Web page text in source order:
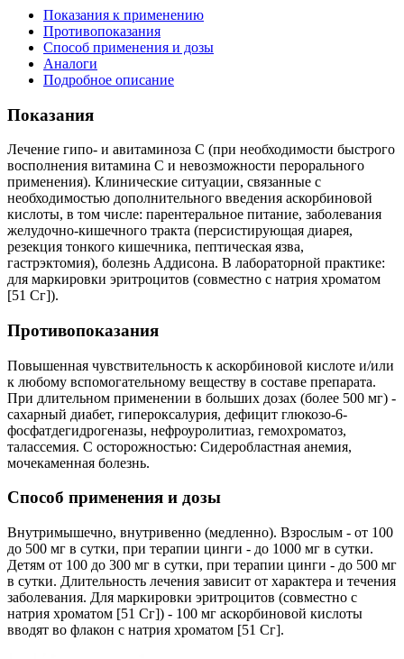
Показания к применению
Противопоказания
Способ применения и дозы
Аналоги
Подробное описание
Показания
Лечение гипо- и авитаминоза С (при необходимости быстрого
восполнения витамина С и невозможности перорального
применения). Клинические ситуации, связанные с
необходимостью дополнительного введения аскорбиновой
кислоты, в том числе: парентеральное питание, заболевания
желудочно-кишечного тракта (персистирующая диарея,
резекция тонкого кишечника, пептическая язва,
гастрэктомия), болезнь Аддисона. В лабораторной практике:
для маркировки эритроцитов (совместно с натрия хроматом
[51 Сг]).
Противопоказания
Повышенная чувствительность к аскорбиновой кислоте и/или
к любому вспомогательному веществу в составе препарата.
При длительном применении в больших дозах (более 500 мг) -
сахарный диабет, гипероксалурия, дефицит глюкозо-6-
фосфатдегидрогеназы, нефроуролитиаз, гемохроматоз,
талассемия. С осторожностью: Сидеробластная анемия,
мочекаменная болезнь.
Способ применения и дозы
Внутримышечно, внутривенно (медленно). Взрослым - от 100
до 500 мг в сутки, при терапии цинги - до 1000 мг в сутки.
Детям от 100 до 300 мг в сутки, при терапии цинги - до 500 мг
в сутки. Длительность лечения зависит от характера и течения
заболевания. Для маркировки эритроцитов (совместно с
натрия хроматом [51 Сг]) - 100 мг аскорбиновой кислоты
вводят во флакон с натрия хроматом [51 Сг].